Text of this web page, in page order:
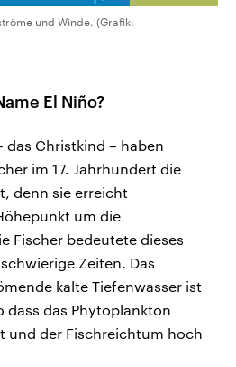
und Winde. (Grafik:
El Niño?
das Christkind – haben
im 17. Jahrhundert die
denn sie erreicht
um die
Fischer bedeutete dieses
Zeiten. Das
kalte Tiefenwasser ist
dass das Phytoplankton
und der Fischreichtum hoch